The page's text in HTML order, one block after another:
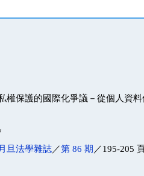
權保護的國際化爭議－從個人資
月旦法學雜誌／第 86 期 ／195-205